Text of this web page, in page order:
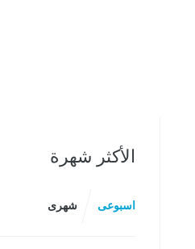
الأكثر شهرة
اسبوعى شهرى